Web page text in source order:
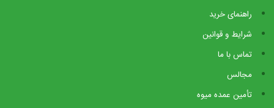
راهنمای خرید
شرایط و قوانین
تماس با ما
مجالس
تأمین عمده میوه